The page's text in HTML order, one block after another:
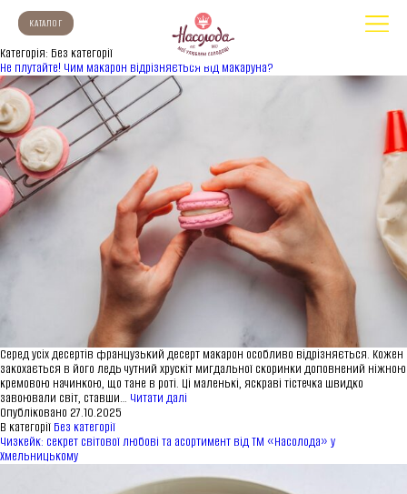
КАТАЛОГ
Категорія: Без категорії
Не плутайте! Чим макарон відрізняється від макаруна?
Серед усіх десертів французький десерт макарон особливо відрізняється. Кожен
закохається в його ледь чутний хрускіт мигдальної скоринки доповнений ніжною
кремовою начинкою, що тане в роті. Ці маленькі, яскраві тістечка швидко
завоювали світ, ставши… Читати далі
макарон
від
макаруна?
Опубліковано 27.10.2025
В категорії Без категорії
Чизкейк: секрет світової любові та асортимент від ТМ «Насолода» у
Хмельницькому